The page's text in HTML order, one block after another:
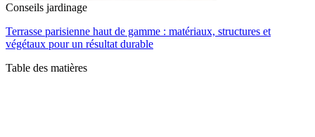
Conseils jardinage
Terrasse parisienne haut de gamme : matériaux, structures et
végétaux pour un résultat durable
Table des matières